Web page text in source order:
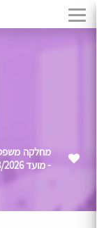
מחלקה
- מועד 03/2026